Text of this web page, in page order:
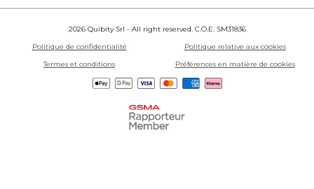
2026 Quibity Srl - All right reserved. C.O.E. SM31836
Politique de confidentialité
Politique relative aux cookies
Termes et conditions
Préférences en matière de cookies